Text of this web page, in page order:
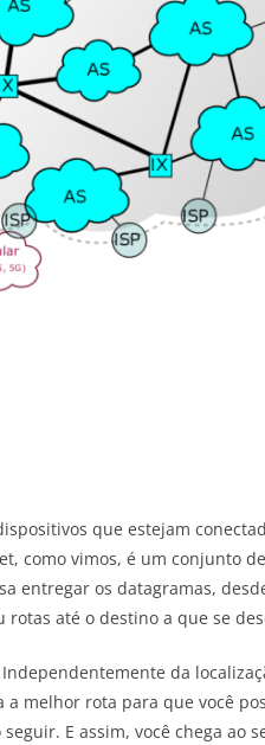
que estejam
como vimos, é um conjunto
entregar os datagramas,
até o destino a que se
da
melhor rota para que você
E assim, você chega ao